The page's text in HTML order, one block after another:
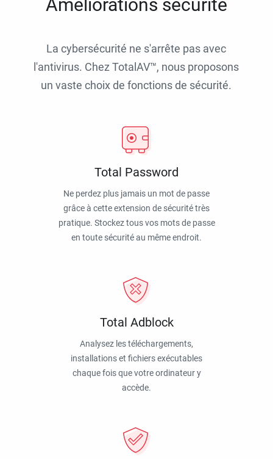
Améliorations sécurité
La cybersécurité ne s'arrête pas avec
l'antivirus. Chez TotalAV™, nous proposons
un vaste choix de fonctions de sécurité.
Total Password
Ne perdez plus jamais un mot de passe
grâce à cette extension de sécurité très
pratique. Stockez tous vos mots de passe
en toute sécurité au même endroit.
Total Adblock
Analysez les téléchargements,
installations et fichiers exécutables
chaque fois que votre ordinateur y
accède.